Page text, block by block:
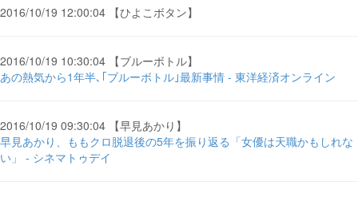
2016/10/19 12:00:04 【ひよこボタン】
2016/10/19 10:30:04 【ブルーボトル】
あの熱気から1年半､｢ブルーボトル｣最新事情 - 東洋経済オンライン
2016/10/19 09:30:04 【早見あかり】
早見あかり、ももクロ脱退後の5年を振り返る「女優は天職かもしれな
い」 - シネマトゥデイ